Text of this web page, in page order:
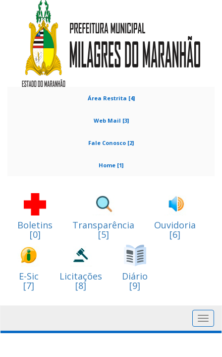
Área Restrita [4]
Web Mail [3]
Fale Conosco [2]
Home [1]
Boletins
[0]
Transparência
[5]
Ouvidoria
[6]
E-Sic
[7]
Licitações
[8]
Diário
[9]